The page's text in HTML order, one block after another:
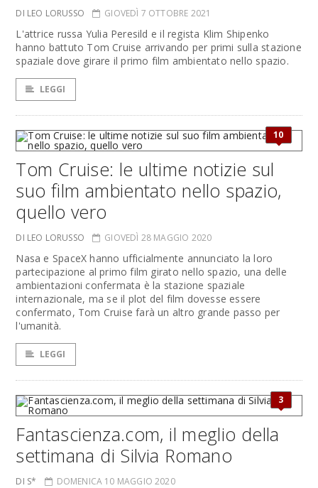
DI LEO LORUSSO GIOVEDÌ 7 OTTOBRE 2021
L'attrice russa Yulia Peresild e il regista Klim Shipenko
hanno battuto Tom Cruise arrivando per primi sulla stazione
spaziale dove girare il primo film ambientato nello spazio.
LEGGI
10
Tom Cruise: le ultime notizie sul
suo film ambientato nello spazio,
quello vero
DI LEO LORUSSO GIOVEDÌ 28 MAGGIO 2020
Nasa e SpaceX hanno ufficialmente annunciato la loro
partecipazione al primo film girato nello spazio, una delle
ambientazioni confermata è la stazione spaziale
internazionale, ma se il plot del film dovesse essere
confermato, Tom Cruise farà un altro grande passo per
l'umanità.
LEGGI
3
Fantascienza.com, il meglio della
settimana di Silvia Romano
DI S* DOMENICA 10 MAGGIO 2020